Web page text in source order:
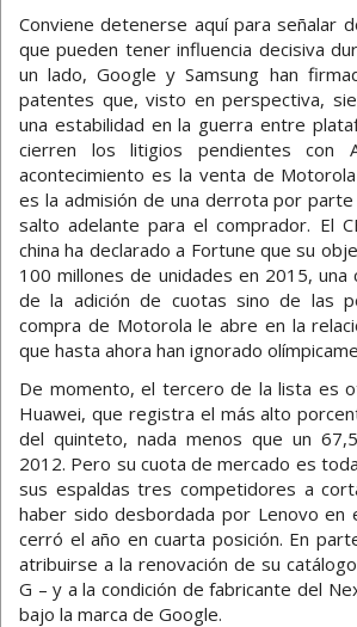
Conviene detenerse aquí para señalar
que pueden tener influencia decisiva
un lado, Google y Samsung han
patentes que, visto en perspectiva,
una estabilidad en la guerra entre
cierren los litigios pendientes con
acontecimiento es la venta de
es la admisión de una derrota por
salto adelante para el comprador. El
china ha declarado a Fortune que su
100 millones de unidades en 2015, una
de la adición de cuotas sino de las
compra de Motorola le abre en la
que hasta ahora han ignorado
De momento, el tercero de la lista es
Huawei, que registra el más alto
del quinteto, nada menos que un
2012. Pero su cuota de mercado es
sus espaldas tres competidores a
haber sido desbordada por Lenovo en
cerró el año en cuarta posición. En
atribuirse a la renovación de su
G – y a la condición de fabricante del
bajo la marca de Google.